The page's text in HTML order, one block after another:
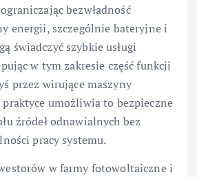
bezwładność
energii, szczególnie bateryjne i
świadczyć szybkie usługi
w tym zakresie część funkcji
przez wirujące maszyny
umożliwia to bezpieczne
źródeł odnawialnych bez
pracy systemu.
w farmy fotowoltaiczne i